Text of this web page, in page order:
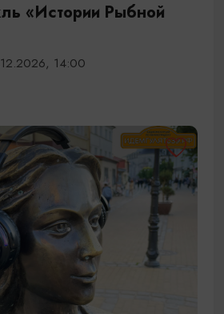
«Истории Рыбной
14:00